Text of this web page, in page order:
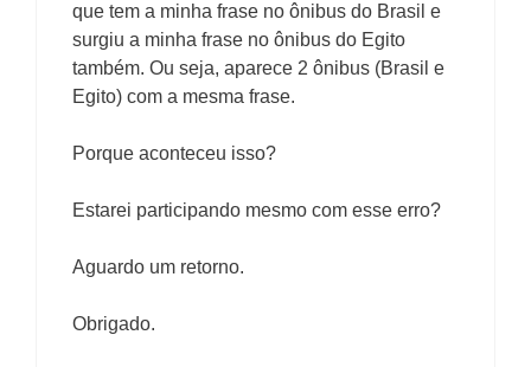
que tem a minha frase no ônibus do Brasil e
surgiu a minha frase no ônibus do Egito
também. Ou seja, aparece 2 ônibus (Brasil e
Egito) com a mesma frase.
Porque aconteceu isso?
Estarei participando mesmo com esse erro?
Aguardo um retorno.
Obrigado.